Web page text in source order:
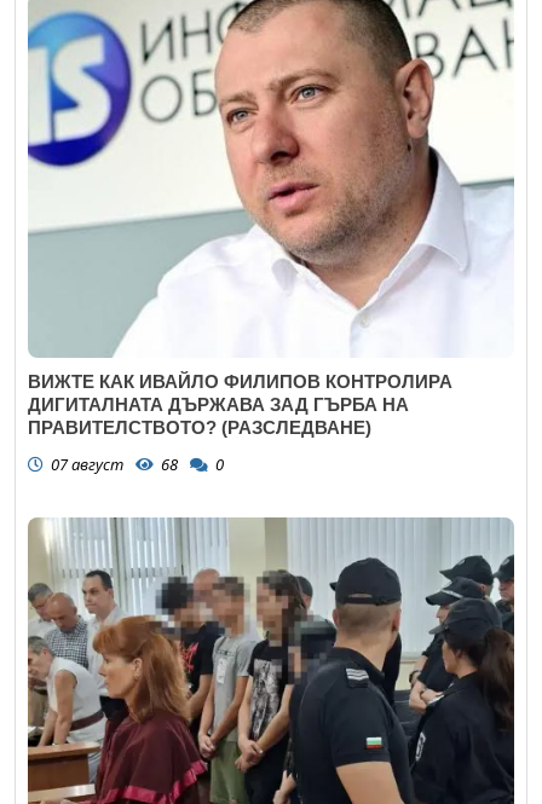
ВИЖТЕ КАК ИВАЙЛО ФИЛИПОВ КОНТРОЛИРА
ДИГИТАЛНАТА ДЪРЖАВА ЗАД ГЪРБА НА
ПРАВИТЕЛСТВОТО? (РАЗСЛЕДВАНЕ)
07 август 68 0